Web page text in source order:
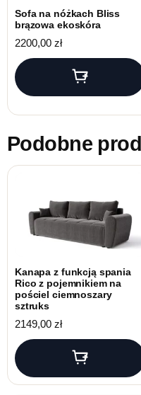
Sofa na nóżkach Bliss
brązowa ekoskóra
2200,00 zł
Podobne
Kanapa z funkcją spania
Rico z pojemnikiem na
pościel ciemnoszary
sztruks
2149,00 zł